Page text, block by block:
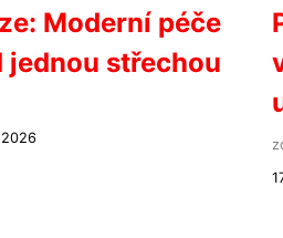
Moderní péče
jednou střechou